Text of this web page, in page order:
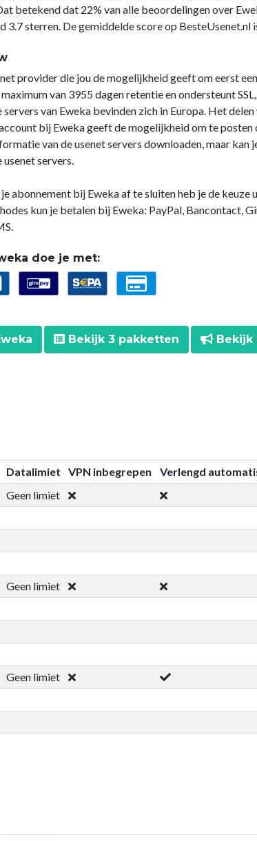
betekend dat 22% van alle beoordelingen over
3.7 sterren. De gemiddelde score op BesteUsenet.nl
provider die jou de mogelijkheid geeft om eerst
van 3955 dagen retentie en ondersteunt
servers van Eweka bevinden zich in Europa. Het
bij Eweka geeft de mogelijkheid om te posten
van de usenet servers downloaden, maar
servers.
abonnement bij Eweka af te sluiten heb je de
kun je betalen bij Eweka: PayPal, Bancontact,
doe je met:
Bekijk 3 pakketten Bekijk
Datalimiet VPN inbegrepen Verlengd
Geen limiet
Geen limiet
Geen limiet